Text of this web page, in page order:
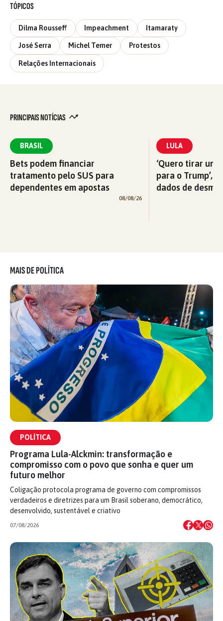
TÓPICOS
Dilma Rousseff Impeachment Itamaraty
José Serra Michel Temer Protestos
Relações Internacionais
PRINCIPAIS NOTÍCIAS
BRASIL
Bets podem financiar
tratamento pelo SUS para
dependentes em apostas
08/08/26
LULA
‘Quero tirar
para o Trump’,
dados de
MAIS DE POLÍTICA
POLÍTICA
Programa Lula-Alckmin: transformação e
compromisso com o povo que sonha e quer um
futuro melhor
Coligação protocola programa de governo com compromissos
verdadeiros e diretrizes para um Brasil soberano, democrático,
desenvolvido, sustentável e criativo
07/08/2026